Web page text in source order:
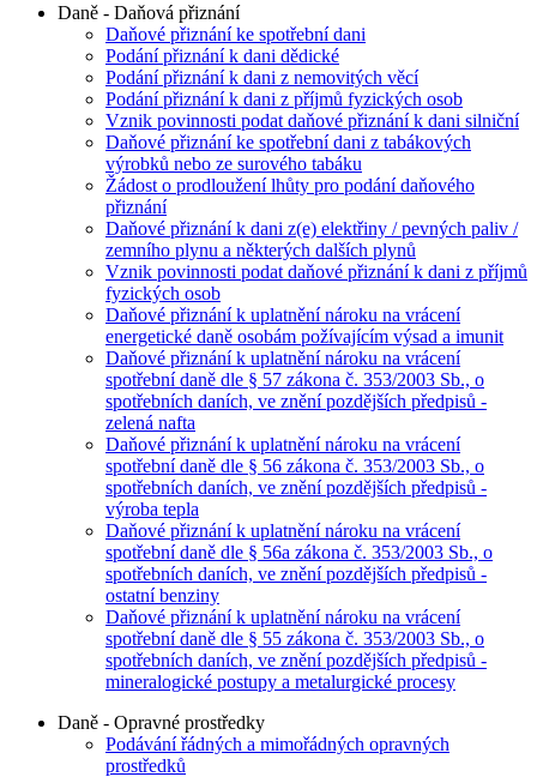
Daně - Daňová přiznání
Daňové přiznání ke spotřební dani
Podání přiznání k dani dědické
Podání přiznání k dani z nemovitých věcí
Podání přiznání k dani z příjmů fyzických osob
Vznik povinnosti podat daňové přiznání k dani silniční
Daňové přiznání ke spotřební dani z tabákových
výrobků nebo ze surového tabáku
Žádost o prodloužení lhůty pro podání daňového
přiznání
Daňové přiznání k dani z(e) elektřiny / pevných paliv /
zemního plynu a některých dalších plynů
Vznik povinnosti podat daňové přiznání k dani z příjmů
fyzických osob
Daňové přiznání k uplatnění nároku na vrácení
energetické daně osobám požívajícím výsad a imunit
Daňové přiznání k uplatnění nároku na vrácení
spotřební daně dle § 57 zákona č. 353/2003 Sb., o
spotřebních daních, ve znění pozdějších předpisů -
zelená nafta
Daňové přiznání k uplatnění nároku na vrácení
spotřební daně dle § 56 zákona č. 353/2003 Sb., o
spotřebních daních, ve znění pozdějších předpisů -
výroba tepla
Daňové přiznání k uplatnění nároku na vrácení
spotřební daně dle § 56a zákona č. 353/2003 Sb., o
spotřebních daních, ve znění pozdějších předpisů -
ostatní benziny
Daňové přiznání k uplatnění nároku na vrácení
spotřební daně dle § 55 zákona č. 353/2003 Sb., o
spotřebních daních, ve znění pozdějších předpisů -
mineralogické postupy a metalurgické procesy
Daně - Opravné prostředky
Podávání řádných a mimořádných opravných
prostředků